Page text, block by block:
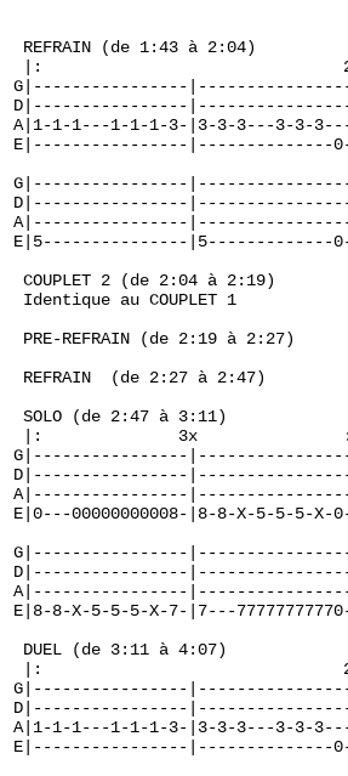
REFRAIN (de 1:43 à 2:04)
|:
G|----------------
D|----------------
A|1-1-1---1-1-1-3-|3-3-3---3-
E|----------------|--------------0-
G|----------------
D|----------------
A|----------------
E|5---------------|5-------------
COUPLET 2 (de 2:04 à 2:19)
Identique au COUPLET 1
PRE-REFRAIN (de 2:19 à 2:27)
REFRAIN  (de 2:27 à 2:47)
SOLO (de 2:47 à 3:11)
|:              3x
G|----------------
D|----------------
A|----------------
E|0---00000000008-|8-8-X-5-5-5-X-
G|----------------
D|----------------
A|----------------|----------------
E|8-8-X-5-5-5-X-7-|7---
DUEL (de 3:11 à 4:07)
|:
G|----------------
D|----------------
A|1-1-1---1-1-1-3-|3-3-3---3-
E|----------------|--------------0-